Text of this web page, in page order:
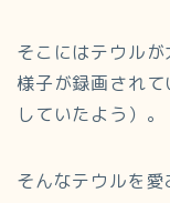
そこにはテウル
様子が録画され
していたよう）。
そんなテウルを愛